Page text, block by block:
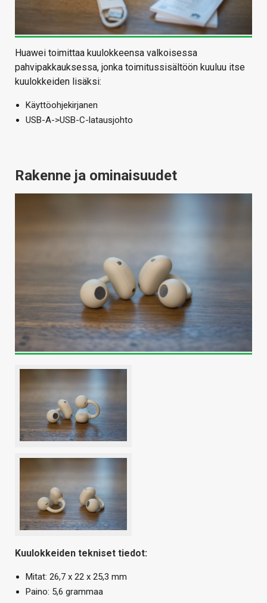
Huawei toimittaa kuulokkeensa valkoisessa
pahvipakkauksessa, jonka toimitussisältöön kuuluu itse
kuulokkeiden lisäksi:
Käyttöohjekirjanen
USB-A->USB-C-latausjohto
Rakenne ja ominaisuudet
Kuulokkeiden tekniset tiedot:
Mitat: 26,7 x 22 x 25,3 mm
Paino: 5,6 grammaa